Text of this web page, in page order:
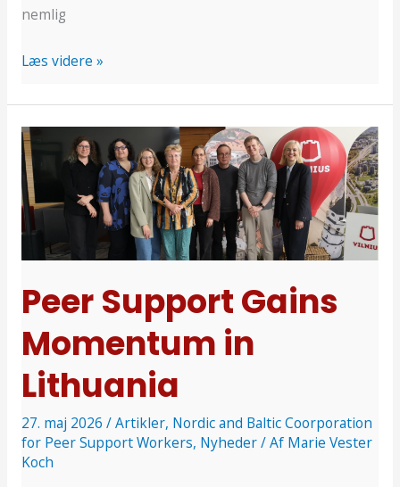
nemlig
Læs videre »
Peer Support Gains
Momentum in
Lithuania
27. maj 2026 /Artikler, Nordic and Baltic Coorporation
for Peer Support Workers, Nyheder/ Af Marie Vester
Koch
Peer
Support
Gains
Momentum
in
Lithuania